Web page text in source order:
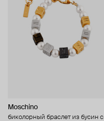
Moschino
биколорный браслет из бусин с